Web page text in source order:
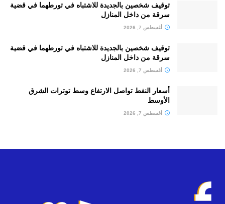
توقيف شخصين بالجديدة للاشتباه في تورطهما في قضية
سرقة من داخل المنازل
أغسطس 7, 2026
توقيف شخصين بالجديدة للاشتباه في تورطهما في قضية
سرقة من داخل المنازل
أغسطس 7, 2026
أسعار النفط تواصل الارتفاع وسط توترات الشرق
الأوسط
أغسطس 7, 2026